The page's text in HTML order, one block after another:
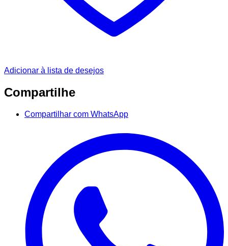
Adicionar à lista de desejos
Compartilhe
Compartilhar com WhatsApp